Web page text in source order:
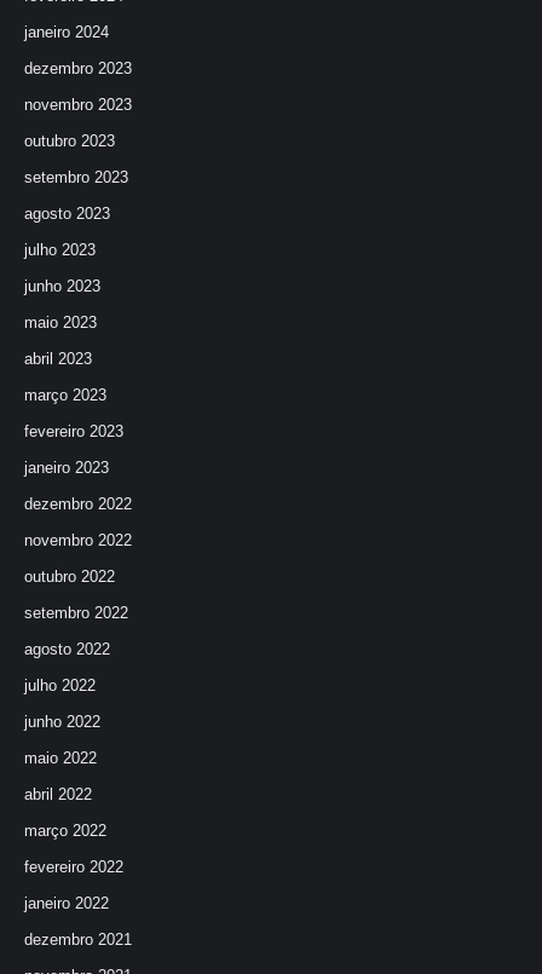
janeiro 2024
dezembro 2023
novembro 2023
outubro 2023
setembro 2023
agosto 2023
julho 2023
junho 2023
maio 2023
abril 2023
março 2023
fevereiro 2023
janeiro 2023
dezembro 2022
novembro 2022
outubro 2022
setembro 2022
agosto 2022
julho 2022
junho 2022
maio 2022
abril 2022
março 2022
fevereiro 2022
janeiro 2022
dezembro 2021